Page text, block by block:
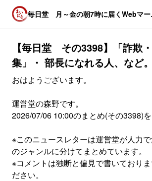
毎日堂 月～金の朝7時に届くWebマー
【毎日堂 その3398】「詐欺
集」・ 部長になれる人、など。
おはようございます。
運営堂の森野です。
2026/07/06 10:00のまとめ(その3398)を
※このニュースレターは運営堂が人力
のジャンルに分けてまとめています。
※コメントは独断と偏見で書いており
ださい。